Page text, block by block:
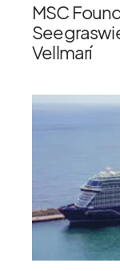
MSC
Vellmarí